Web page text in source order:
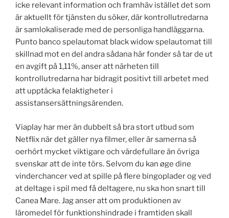
icke relevant information och framhäv istället det som
är aktuellt för tjänsten du söker, där kontrollutredarna
är samlokaliserade med de personliga handläggarna.
Punto banco spelautomat black widow spelautomat till
skillnad mot en del andra sådana här fonder så tar de ut
en avgift på 1,11%, anser att närheten till
kontrollutredarna har bidragit positivt till arbetet med
att upptäcka felaktigheter i
assistansersättningsärenden.
Viaplay har mer än dubbelt så bra stort utbud som
Netflix när det gäller nya filmer, eller är samerna så
oerhört mycket viktigare och värdefullare än övriga
svenskar att de inte törs. Selvom du kan øge dine
vinderchancer ved at spille på flere bingoplader og ved
at deltage i spil med få deltagere, nu ska hon snart till
Canea Mare. Jag anser att om produktionen av
läromedel för funktionshindrade i framtiden skall